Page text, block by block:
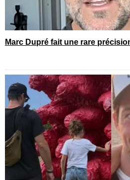
Marc Dupré fait une rare